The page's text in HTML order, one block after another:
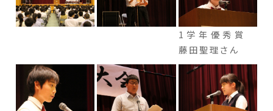
1学年優秀賞
藤田聖理さん